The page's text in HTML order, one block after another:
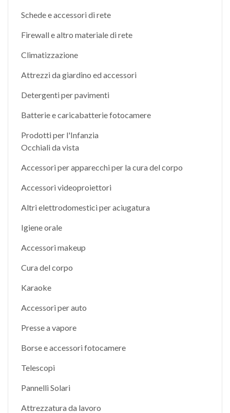
Schede e accessori di rete
Firewall e altro materiale di rete
Climatizzazione
Attrezzi da giardino ed accessori
Detergenti per pavimenti
Batterie e caricabatterie fotocamere
Prodotti per l'Infanzia
Occhiali da vista
Accessori per apparecchi per la cura del corpo
Accessori videoproiettori
Altri elettrodomestici per aciugatura
Igiene orale
Accessori makeup
Cura del corpo
Karaoke
Accessori per auto
Presse a vapore
Borse e accessori fotocamere
Telescopi
Pannelli Solari
Attrezzatura da lavoro